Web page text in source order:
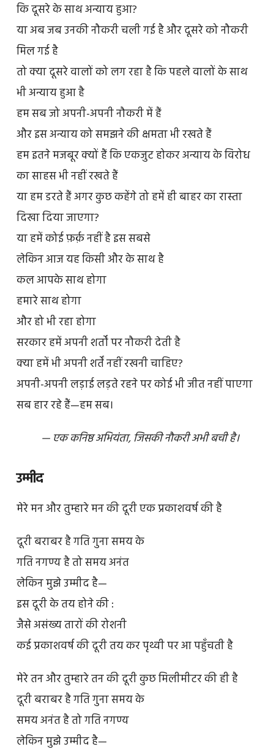
कि दूसरे के साथ अन्याय हुआ?
या अब जब उनकी नौकरी चली गई है और दूसरे को नौकरी
मिल गई है
तो क्या दूसरे वालों को लग रहा है कि पहले वालों के साथ
भी अन्याय हुआ है
हम सब जो अपनी-अपनी नौकरी में हैं
और इस अन्याय को समझने की क्षमता भी रखते हैं
हम इतने मजबूर क्यों हैं कि एकजुट होकर अन्याय के विरोध
का साहस भी नहीं रखते हैं
या हम डरते हैं अगर कुछ कहेंगे तो हमें ही बाहर का रास्ता
दिखा दिया जाएगा?
या हमें कोई फ़र्क़ नहीं है इस सबसे
लेकिन आज यह किसी और के साथ है
कल आपके साथ होगा
हमारे साथ होगा
और हो भी रहा होगा
सरकार हमें अपनी शर्तों पर नौकरी देती है
क्या हमें भी अपनी शर्तें नहीं रखनी चाहिए?
अपनी-अपनी लड़ाई लड़ते रहने पर कोई भी जीत नहीं पाएगा
सब हार रहे हैं—हम सब।
— एक कनिष्ठ अभियंता, जिसकी नौकरी अभी बची है।
उम्मीद
मेरे मन और तुम्हारे मन की दूरी एक प्रकाशवर्ष की है
दूरी बराबर है गति गुना समय के
गति नगण्य है तो समय अनंत
लेकिन मुझे उम्मीद है—
इस दूरी के तय होने की :
जैसे असंख्य तारों की रोशनी
कई प्रकाशवर्ष की दूरी तय कर पृथ्वी पर आ पहुँचती है
मेरे तन और तुम्हारे तन की दूरी कुछ मिलीमीटर की ही है
दूरी बराबर है गति गुना समय के
समय अनंत है तो गति नगण्य
लेकिन मुझे उम्मीद है—